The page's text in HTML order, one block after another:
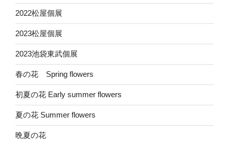
2022松屋個展
2023松屋個展
2023池袋東武個展
春の花 Spring flowers
初夏の花 Early summer flowers
夏の花 Summer flowers
晩夏の花